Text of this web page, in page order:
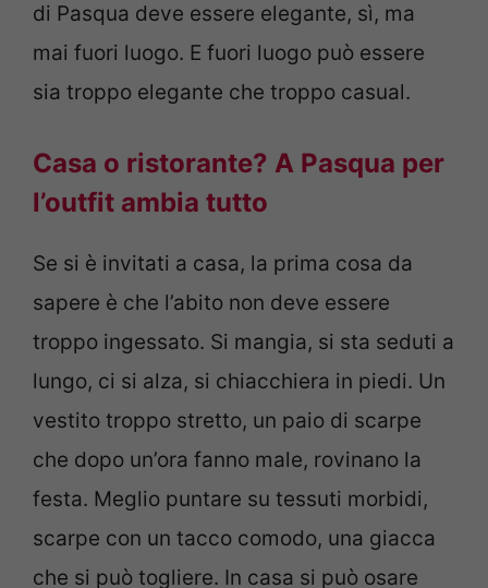
di Pasqua deve essere elegante, sì, ma
mai fuori luogo. E fuori luogo può essere
sia troppo elegante che troppo casual.
Casa o ristorante? A Pasqua per
l’outfit ambia tutto
Se si è invitati a casa, la prima cosa da
sapere è che l’abito non deve essere
troppo ingessato. Si mangia, si sta seduti a
lungo, ci si alza, si chiacchiera in piedi. Un
vestito troppo stretto, un paio di scarpe
che dopo un’ora fanno male, rovinano la
festa. Meglio puntare su tessuti morbidi,
scarpe con un tacco comodo, una giacca
che si può togliere. In casa si può osare